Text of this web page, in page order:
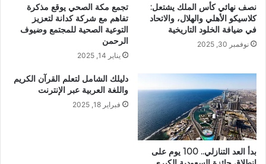
نصف نهائي كأس الملك يشتعل:
كلاسيكو الأهلي والهلال، والاتحاد
في ضيافة الخلود التاريخية
نوفمبر 30, 2025
تجمع مكة الصحي يوقع مذكرة
تفاهم مع شركة كدانة لتعزيز
التوعية الصحية للمجتمع وضيوف
الرحمن
يناير 14, 2025
بدأ العد التنازلي.. 100 يوم على
دليلك الشامل لتعلم القرآن الكريم
واللغة العربية عبر الإنترنت
فبراير 18, 2025